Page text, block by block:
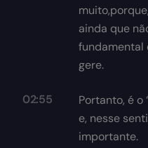
ainda que
fundamental
gere.
02:55
Portanto, é o
e, nesse
importante.